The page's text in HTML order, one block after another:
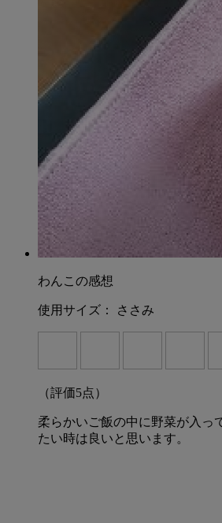
わんこの感想
使用サイズ： ささみ
（評価5点）
柔らかいご飯の中に野菜が入っ
たい時は良いと思います。